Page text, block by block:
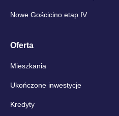
Nowe Gościcino etap IV
Oferta
Mieszkania
Ukończone inwestycje
Kredyty